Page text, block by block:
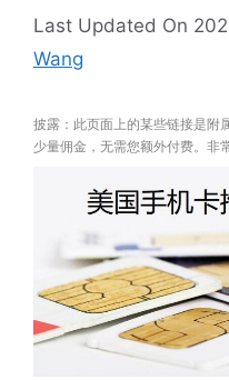
Last Updated On
Wang
披露：此页面上的某些链接是附
少量佣金，无需您额外付费。非